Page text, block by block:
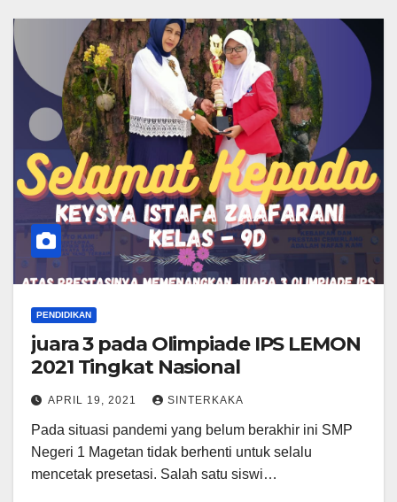
PENDIDIKAN
juara 3 pada Olimpiade IPS LEMON
2021 Tingkat Nasional
APRIL 19, 2021 SINTERKAKA
Pada situasi pandemi yang belum berakhir ini SMP
Negeri 1 Magetan tidak berhenti untuk selalu
mencetak presetasi. Salah satu siswi…